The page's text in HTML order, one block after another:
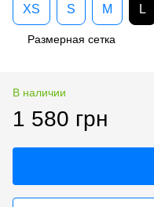
XS S M L
Размерная сетка
В наличии
1 580 грн